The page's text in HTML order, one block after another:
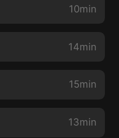
10min
14min
15min
13min